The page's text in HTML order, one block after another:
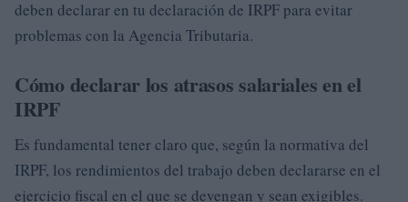
deben declarar en tu declaración de IRPF para evitar
problemas con la Agencia Tributaria.
Cómo declarar los atrasos salariales en el
IRPF
Es fundamental tener claro que, según la normativa del
IRPF, los rendimientos del trabajo deben declararse en el
ejercicio fiscal en el que se devengan y sean exigibles.